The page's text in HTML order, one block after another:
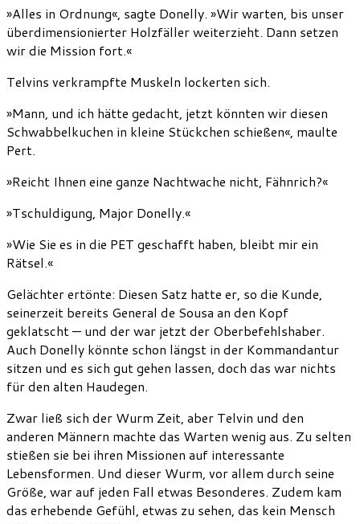
»Alles in Ordnung«, sagte Donelly. »Wir warten, bis unser
überdimensionierter Holzfäller weiterzieht. Dann setzen
wir die Mission fort.«
Telvins verkrampfte Muskeln lockerten sich.
»Mann, und ich hätte gedacht, jetzt könnten wir diesen
Schwabbelkuchen in kleine Stückchen schießen«, maulte
Pert.
»Reicht Ihnen eine ganze Nachtwache nicht, Fähnrich?«
»Tschuldigung, Major Donelly.«
»Wie Sie es in die PET geschafft haben, bleibt mir ein
Rätsel.«
Gelächter ertönte: Diesen Satz hatte er, so die Kunde,
seinerzeit bereits General de Sousa an den Kopf
geklatscht — und der war jetzt der Oberbefehlshaber.
Auch Donelly könnte schon längst in der Kommandantur
sitzen und es sich gut gehen lassen, doch das war nichts
für den alten Haudegen.
Zwar ließ sich der Wurm Zeit, aber Telvin und den
anderen Männern machte das Warten wenig aus. Zu selten
stießen sie bei ihren Missionen auf interessante
Lebensformen. Und dieser Wurm, vor allem durch seine
Größe, war auf jeden Fall etwas Besonderes. Zudem kam
das erhebende Gefühl, etwas zu sehen, das kein Mensch